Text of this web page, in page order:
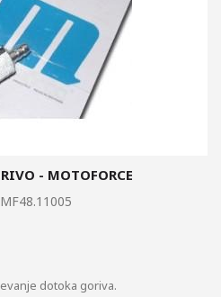
- MOTOFORCE
MF48.11005
dotoka goriva.